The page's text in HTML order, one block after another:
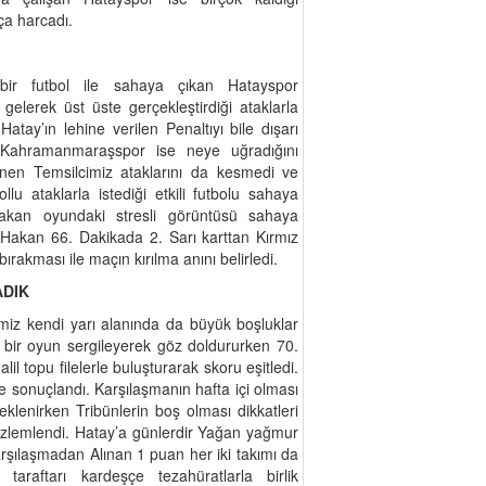
harcadı.
bir futbol ile sahaya çıkan Hatayspor
gelerek üst üste gerçekleştirdiği ataklarla
lehine verilen Penaltıyı bile dışarı
ise neye uğradığını
Temsilcimiz ataklarını da kesmedi ve
ataklarla istediği etkili futbolu sahaya
oyundaki stresli görüntüsü sahaya
66. Dakikada 2. Sarı karttan Kırmız
ile maçın kırılma anını belirledi.
kendi yarı alanında da büyük boşluklar
oyun sergileyerek göz doldururken 70.
topu filelerle buluşturarak skoru eşitledi.
Karşılaşmanın hafta içi olması
Tribünlerin boş olması dikkatleri
Hatay’a günlerdir Yağan yağmur
Alınan 1 puan her iki takımı da
kardeşçe tezahüratlarla birlik